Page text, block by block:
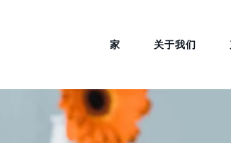
家 关于我们